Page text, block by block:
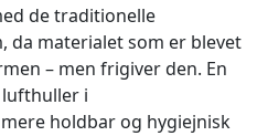
de traditionelle
da materialet som er blevet
– men frigiver den. En
i
holdbar og hygiejnisk